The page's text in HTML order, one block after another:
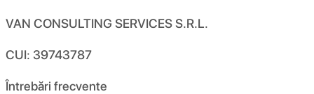
VAN CONSULTING SERVICES S.R.L.
CUI: 39743787
Întrebări frecvente